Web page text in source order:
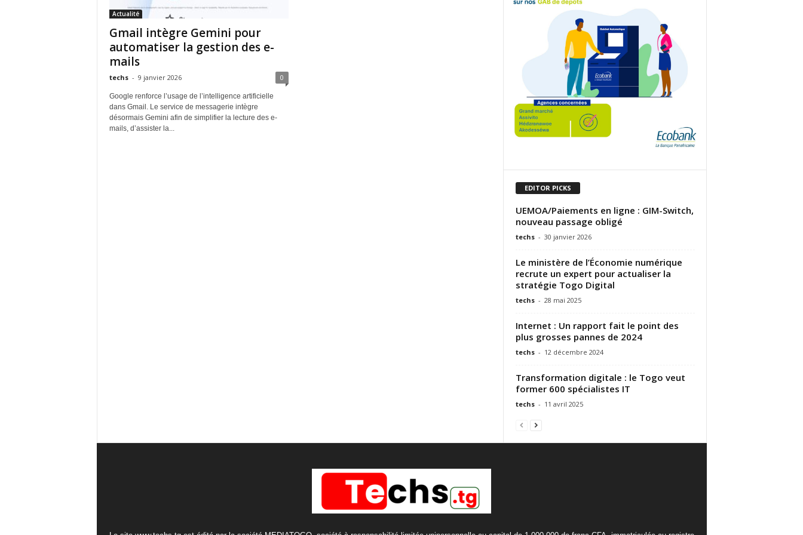
Actualité
Gmail intègre Gemini pour
automatiser la gestion des e-
mails
techs - 9 janvier 2026 0
Google renforce l’usage de l’intelligence artificielle
dans Gmail. Le service de messagerie intègre
désormais Gemini afin de simplifier la lecture des e-
mails, d’assister la...
EDITOR PICKS
UEMOA/Paiements en ligne : GIM-Switch,
nouveau passage obligé
techs - 30 janvier 2026
Le ministère de l’Économie numérique
recrute un expert pour actualiser la
stratégie Togo Digital
techs - 28 mai 2025
Internet : Un rapport fait le point des
plus grosses pannes de 2024
techs - 12 décembre 2024
Transformation digitale : le Togo veut
former 600 spécialistes IT
techs - 11 avril 2025